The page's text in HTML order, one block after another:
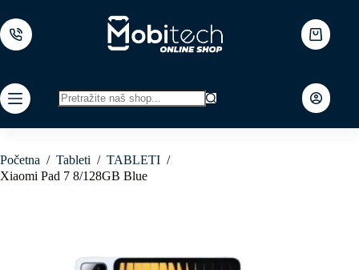
to
content
Shopping
cart
results
Početna / Tableti / TABLETI /
Xiaomi Pad 7 8/128GB Blue